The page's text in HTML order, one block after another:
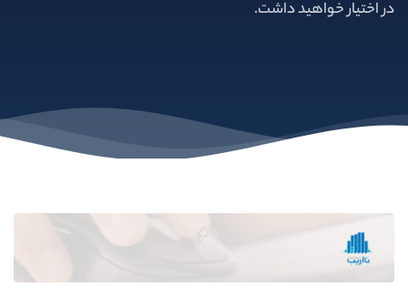
در اختیار خواهید داشت.